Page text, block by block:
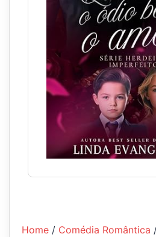
Home / Comédia Romântica